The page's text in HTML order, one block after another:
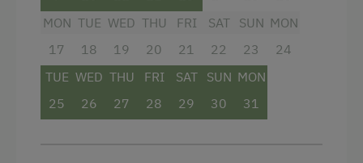
Dishwasher
Washing Machine
Badewanne sowie 2 Waschbecken,
ausgestattet.
Facilities
MON
17
TUE
18
WED
19
THU
20
FRI
21
SAT
22
SUN
23
MON
24
TUE
25
WED
26
THU
27
FRI
28
SAT
29
SUN
30
MON
31